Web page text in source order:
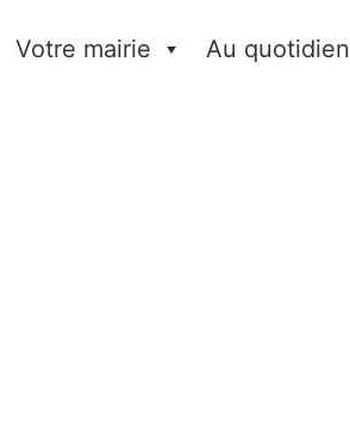
Votre mairie Au quotidien